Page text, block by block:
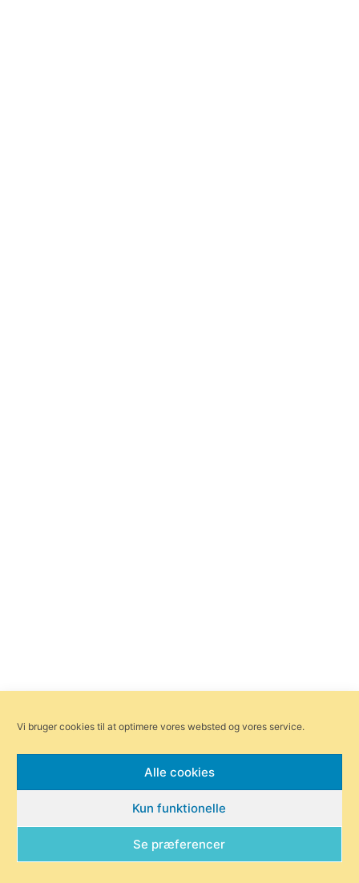
Vi bruger cookies til at optimere vores websted og vores service.
Alle cookies
Kun funktionelle
Se præferencer